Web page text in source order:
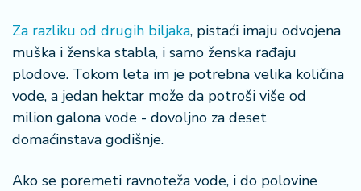
Za razliku od drugih biljaka, pistaći imaju odvojena
muška i ženska stabla, i samo ženska rađaju
plodove. Tokom leta im je potrebna velika količina
vode, a jedan hektar može da potroši više od
milion galona vode - dovoljno za deset
domaćinstava godišnje.
Ako se poremeti ravnoteža vode, i do polovine